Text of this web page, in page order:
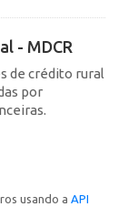
- MDCR
de crédito rural
por
usando a API